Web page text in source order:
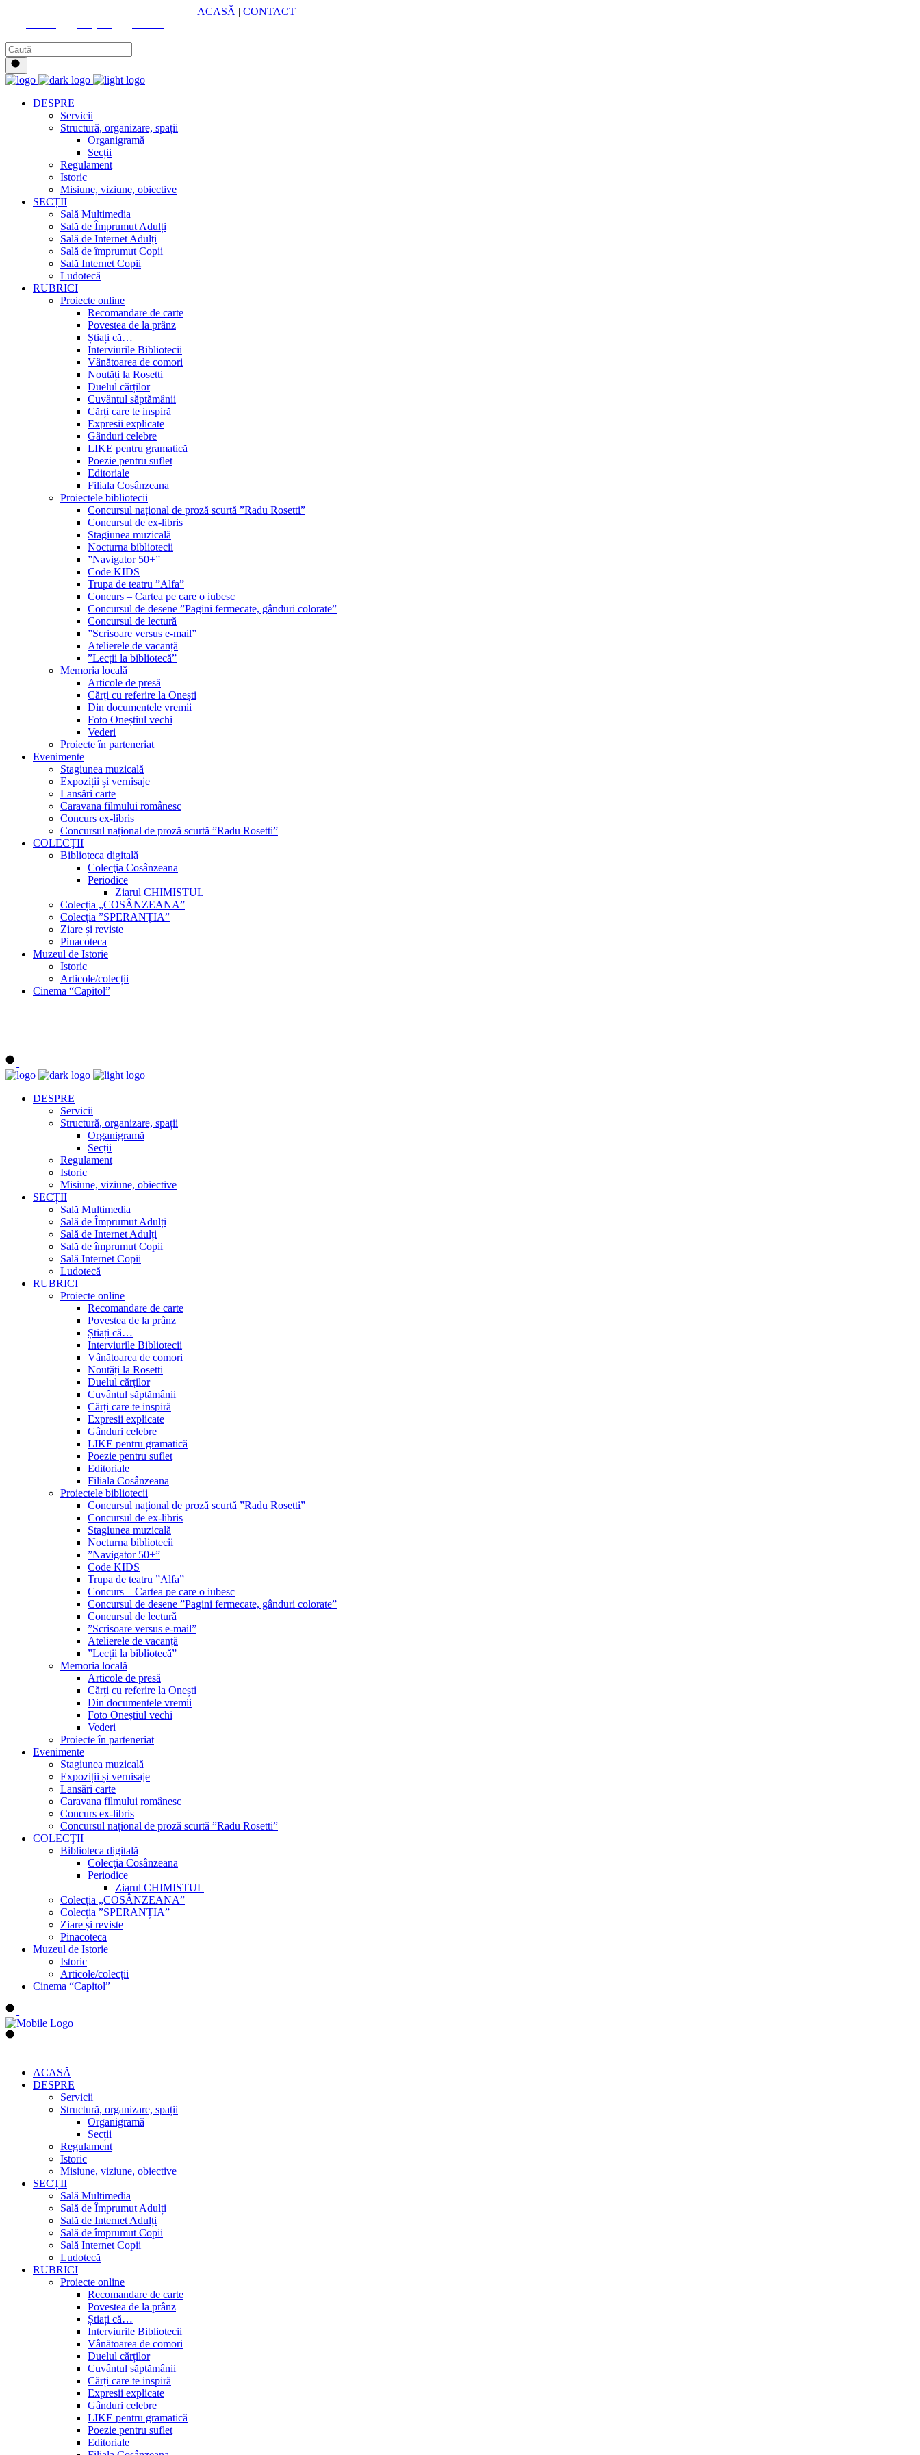
ACASĂ | CONTACT
DESPRE
Servicii
Structură, organizare, spații
Organigramă
Secții
Regulament
Istoric
Misiune, viziune, obiective
SECȚII
Sală Multimedia
Sală de Împrumut Adulți
Sală de Internet Adulți
Sală de împrumut Copii
Sală Internet Copii
Ludotecă
RUBRICI
Proiecte online
Recomandare de carte
Povestea de la prânz
Știați că…
Interviurile Bibliotecii
Vânătoarea de comori
Noutăți la Rosetti
Duelul cărților
Cuvântul săptămânii
Cărți care te inspiră
Expresii explicate
Gânduri celebre
LIKE pentru gramatică
Poezie pentru suflet
Editoriale
Filiala Cosânzeana
Proiectele bibliotecii
Concursul național de proză scurtă ”Radu Rosetti”
Concursul de ex-libris
Stagiunea muzicală
Nocturna bibliotecii
”Navigator 50+”
Code KIDS
Trupa de teatru ”Alfa”
Concurs – Cartea pe care o iubesc
Concursul de desene ”Pagini fermecate, gânduri colorate”
Concursul de lectură
”Scrisoare versus e-mail”
Atelierele de vacanță
”Lecții la bibliotecă”
Memoria locală
Articole de presă
Cărți cu referire la Onești
Din documentele vremii
Foto Oneștiul vechi
Vederi
Proiecte în parteneriat
Evenimente
Stagiunea muzicală
Expoziții și vernisaje
Lansări carte
Caravana filmului românesc
Concurs ex-libris
Concursul național de proză scurtă ”Radu Rosetti”
COLECŢII
Biblioteca digitală
Colecţia Cosânzeana
Periodice
Ziarul CHIMISTUL
Colecția „COSÂNZEANA”
Colecția ”SPERANȚIA”
Ziare și reviste
Pinacoteca
Muzeul de Istorie
Istoric
Articole/colecții
Cinema “Capitol”
DESPRE
Servicii
Structură, organizare, spații
Organigramă
Secții
Regulament
Istoric
Misiune, viziune, obiective
SECȚII
Sală Multimedia
Sală de Împrumut Adulți
Sală de Internet Adulți
Sală de împrumut Copii
Sală Internet Copii
Ludotecă
RUBRICI
Proiecte online
Recomandare de carte
Povestea de la prânz
Știați că…
Interviurile Bibliotecii
Vânătoarea de comori
Noutăți la Rosetti
Duelul cărților
Cuvântul săptămânii
Cărți care te inspiră
Expresii explicate
Gânduri celebre
LIKE pentru gramatică
Poezie pentru suflet
Editoriale
Filiala Cosânzeana
Proiectele bibliotecii
Concursul național de proză scurtă ”Radu Rosetti”
Concursul de ex-libris
Stagiunea muzicală
Nocturna bibliotecii
”Navigator 50+”
Code KIDS
Trupa de teatru ”Alfa”
Concurs – Cartea pe care o iubesc
Concursul de desene ”Pagini fermecate, gânduri colorate”
Concursul de lectură
”Scrisoare versus e-mail”
Atelierele de vacanță
”Lecții la bibliotecă”
Memoria locală
Articole de presă
Cărți cu referire la Onești
Din documentele vremii
Foto Oneștiul vechi
Vederi
Proiecte în parteneriat
Evenimente
Stagiunea muzicală
Expoziții și vernisaje
Lansări carte
Caravana filmului românesc
Concurs ex-libris
Concursul național de proză scurtă ”Radu Rosetti”
COLECŢII
Biblioteca digitală
Colecţia Cosânzeana
Periodice
Ziarul CHIMISTUL
Colecția „COSÂNZEANA”
Colecția ”SPERANȚIA”
Ziare și reviste
Pinacoteca
Muzeul de Istorie
Istoric
Articole/colecții
Cinema “Capitol”
ACASĂ
DESPRE
Servicii
Structură, organizare, spații
Organigramă
Secții
Regulament
Istoric
Misiune, viziune, obiective
SECȚII
Sală Multimedia
Sală de Împrumut Adulți
Sală de Internet Adulți
Sală de împrumut Copii
Sală Internet Copii
Ludotecă
RUBRICI
Proiecte online
Recomandare de carte
Povestea de la prânz
Știați că…
Interviurile Bibliotecii
Vânătoarea de comori
Duelul cărților
Cuvântul săptămânii
Cărți care te inspiră
Expresii explicate
Gânduri celebre
LIKE pentru gramatică
Poezie pentru suflet
Editoriale